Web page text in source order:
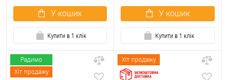
У кошик
Купити в 1 клік
У кошик
Купити в 1 клік
Радимо
Хіт продажу
Хіт продажу